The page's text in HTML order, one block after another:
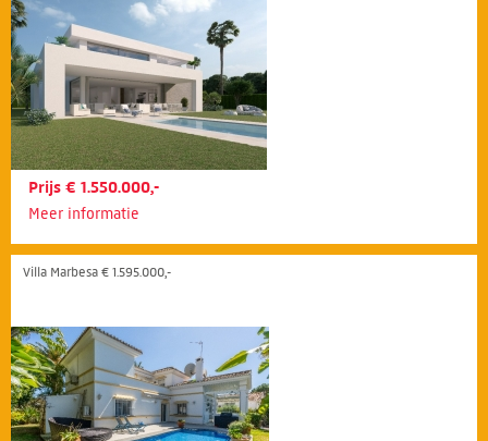
Prijs € 1.550.000,-
Meer informatie
Villa Marbesa € 1.595.000,-